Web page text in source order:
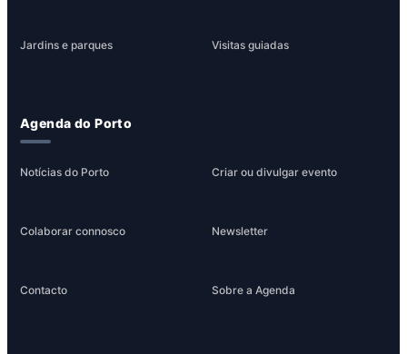
Jardins e parques Visitas guiadas
Agenda do Porto
Notícias do Porto Criar ou divulgar evento
Colaborar connosco Newsletter
Contacto Sobre a Agenda